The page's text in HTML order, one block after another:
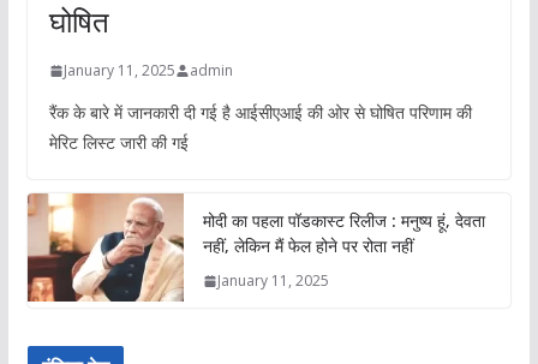
घोषित
January 11, 2025 admin
रैंक के बारे में जानकारी दी गई है आईसीएआई की ओर से घोषित परिणाम की
मेरिट लिस्ट जारी की गई
मोदी का पहला पॉडकास्ट रिलीज : मनुष्य हूं, देवता
नहीं, लेकिन मैं फेल होने पर रोता नहीं
January 11, 2025